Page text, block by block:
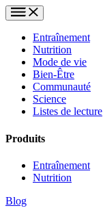
Entraînement
Nutrition
Mode de vie
Bien-Être
Communauté
Science
Listes de lecture
Produits
Entraînement
Nutrition
Blog